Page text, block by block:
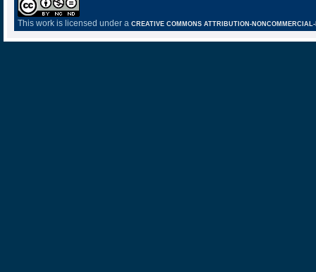
This work is licensed under a CREATIVE COMMONS ATTRIBUTION-